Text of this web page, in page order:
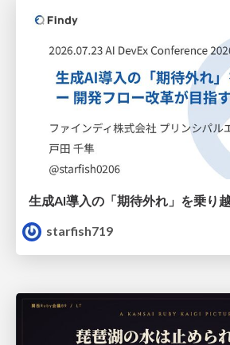
starfish719